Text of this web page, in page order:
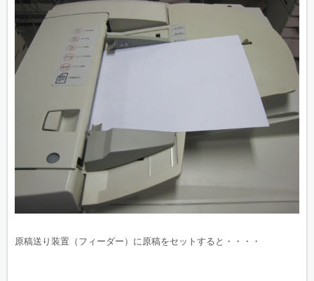
原稿送り装置（フィーダー）に原稿をセットすると・・・・